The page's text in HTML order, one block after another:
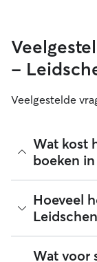
-
Veelgestelde
Wat kost
boeken
De
hondenoppas
bedroegen in
hondenoppas
Hoeveel
Sinds
Wat voor